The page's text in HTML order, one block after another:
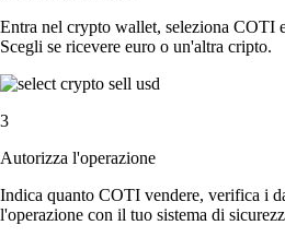
Entra nel crypto wallet, seleziona COTI
Scegli se ricevere euro o un'altra cripto.
3
Autorizza l'operazione
Indica quanto COTI vendere, verifica i
l'operazione con il tuo sistema di